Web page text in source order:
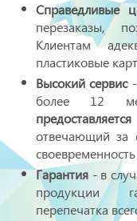
Справедливые
перезаказы,
Клиентам
пластиковые
Высокий сервис-
более 12
отвечающий за
Гарантия - в
продукции
перепечатка